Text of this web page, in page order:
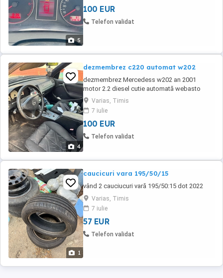
5
100 EUR
Telefon validat
4
dezmembrez c220 automat w202
dezmembrez Mercedess w202 an 2001
motor 2.2 diesel cutie automată webasto
dublu climatronic.
Varias, Timis
7 iulie
100 EUR
Telefon validat
1
caucicuri vara 195/50/15
vând 2 cauciucuri vară 195/50:15 dot 2022
Varias, Timis
7 iulie
57 EUR
Telefon validat